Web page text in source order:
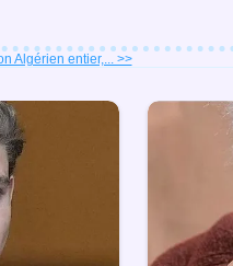
Algérien entier,... >>